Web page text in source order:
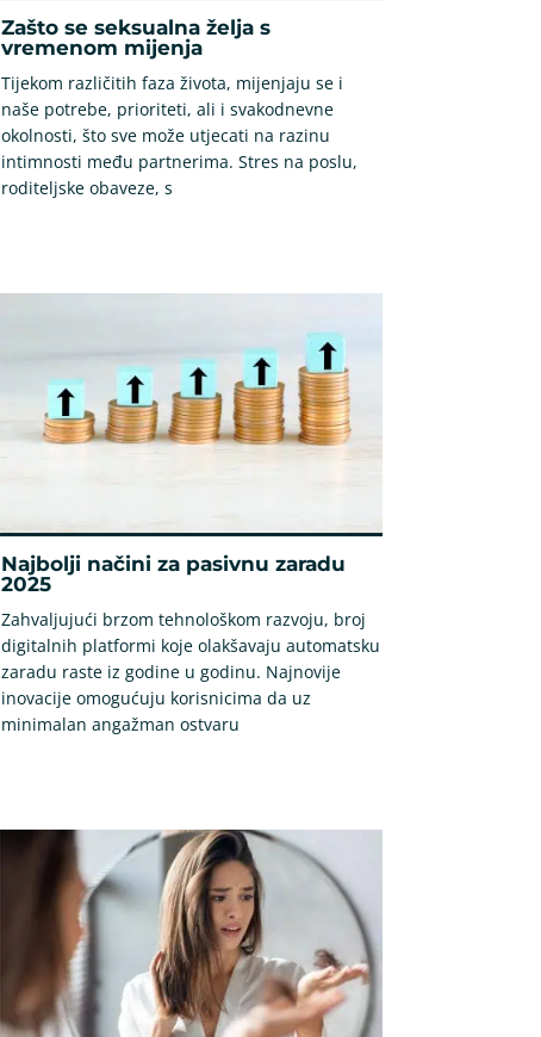
Zašto se seksualna želja s
vremenom mijenja
Tijekom različitih faza života, mijenjaju se i
naše potrebe, prioriteti, ali i svakodnevne
okolnosti, što sve može utjecati na razinu
intimnosti među partnerima. Stres na poslu,
roditeljske obaveze, s
Najbolji načini za pasivnu zaradu
2025
Zahvaljujući brzom tehnološkom razvoju, broj
digitalnih platformi koje olakšavaju automatsku
zaradu raste iz godine u godinu. Najnovije
inovacije omogućuju korisnicima da uz
minimalan angažman ostvaru